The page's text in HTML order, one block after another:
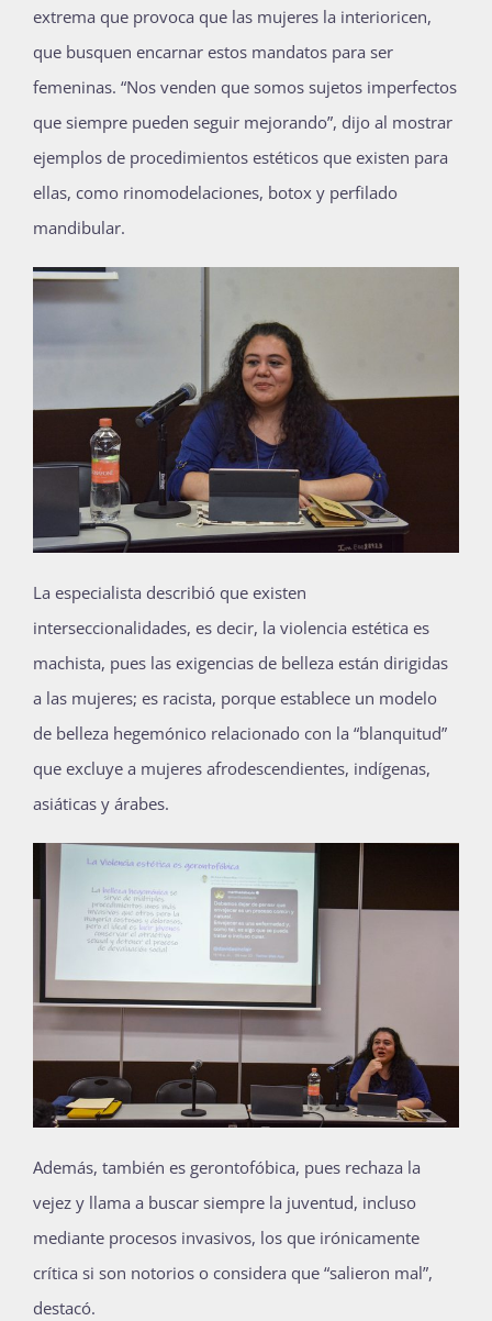
extrema que provoca que las mujeres la interioricen,
que busquen encarnar estos mandatos para ser
femeninas. “Nos venden que somos sujetos imperfectos
que siempre pueden seguir mejorando”, dijo al mostrar
ejemplos de procedimientos estéticos que existen para
ellas, como rinomodelaciones, botox y perfilado
mandibular.
La especialista describió que existen
interseccionalidades, es decir, la violencia estética es
machista, pues las exigencias de belleza están dirigidas
a las mujeres; es racista, porque establece un modelo
de belleza hegemónico relacionado con la “blanquitud”
que excluye a mujeres afrodescendientes, indígenas,
asiáticas y árabes.
Además, también es gerontofóbica, pues rechaza la
vejez y llama a buscar siempre la juventud, incluso
mediante procesos invasivos, los que irónicamente
crítica si son notorios o considera que “salieron mal”,
destacó.